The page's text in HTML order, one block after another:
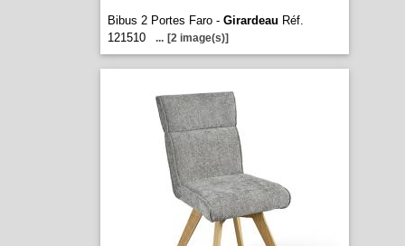
Bibus 2 Portes Faro - Girardeau Réf.
121510
... [2 image(s)]